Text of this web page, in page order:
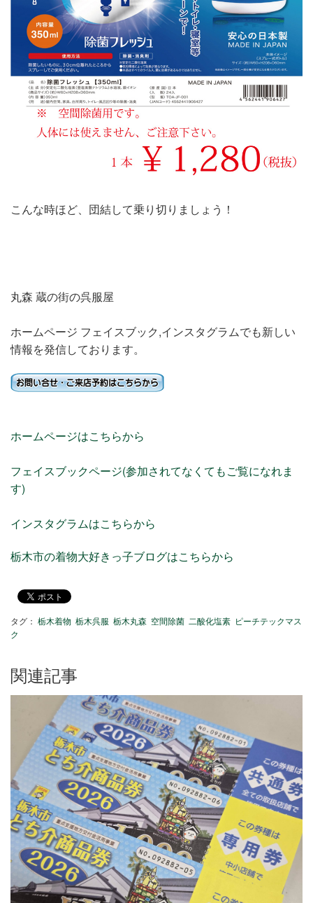
こんな時ほど、団結して乗り切りましょう！
丸森 蔵の街の呉服屋
ホームページ フェイスブック,インスタグラムでも新しい
情報を発信しております。
ホームページはこちらから
フェイスブックページ(参加されてなくてもご覧になれま
す)
インスタグラムはこちらから
栃木市の着物大好きっ子ブログはこちらから
タグ： 栃木着物 栃木呉服 栃木丸森 空間除菌 二酸化塩素 ピーチテックマス
ク
関連記事